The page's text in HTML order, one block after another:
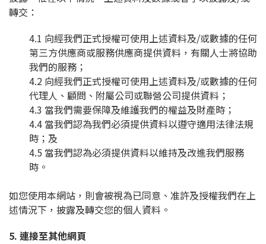
轉交：
4.1 向經我們正式授權可使用上述資料及/或數據的任何
第三方供應商或服務供應商提供資料，有關人士將協助
我們的服務；
4.2 向經我們正式授權可使用上述資料及/或數據的任何
代理人、顧問、附屬公司或聯營公司提供資料；
4.3 當我們需要保障及維護我們的權益及財產時；
4.4 當我們認為我們必須提供資料以遵守適用法律法規
時；及
4.5 當我們認為必須提供資料以維持及改進我們服務
時。
如您使用本網站，則會被視為已同意、准許及授權我們在上
述情況下，披露及轉交您的個人資料。
5. 連接至其他網頁